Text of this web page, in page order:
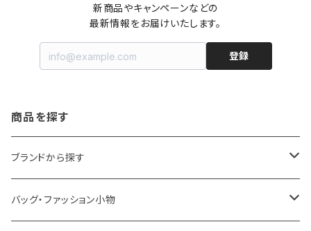
新商品やキャンペーンなどの
最新情報をお届けいたします。
登録
商品を探す
ブランドから探す
LOQI
バッグ・ファッション小物